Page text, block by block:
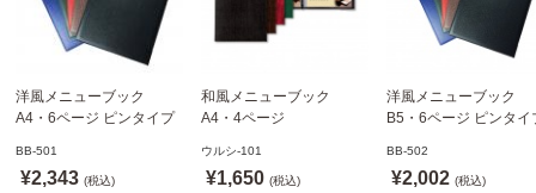
洋風メニューブック
A4・6ページ ピンタイプ
ニュー えいむ(Aim)【当日
発送可】
BB-501
¥2,343 (税込)
和風メニューブック
A4・4ページ
ウルシ-101 シンビ
(SHIMBI)【当日発送可】
ウルシ-101
¥1,650 (税込)
洋風メニューブック
B5・6ページ ピンタイ
ニュー6P えいむ(Aim)
BB-502
¥2,002 (税込)